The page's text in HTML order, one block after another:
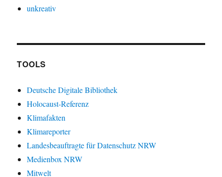
unkreativ
TOOLS
Deutsche Digitale Bibliothek
Holocaust-Referenz
Klimafakten
Klimareporter
Landesbeauftragte für Datenschutz NRW
Medienbox NRW
Mitwelt